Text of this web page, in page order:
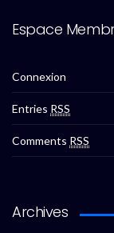
Espace
Connexion
Entries RSS
Comments RSS
Archives